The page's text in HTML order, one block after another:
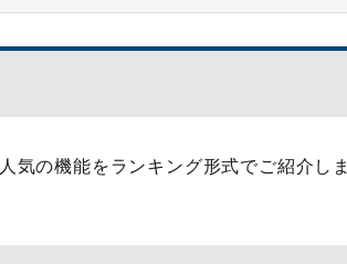
気の機能をランキング形式でご紹介しま